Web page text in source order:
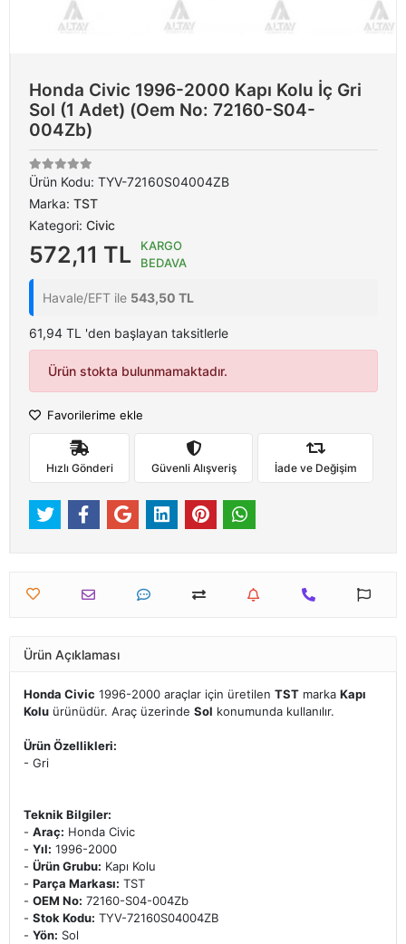
Honda Civic 1996-2000 Kapı Kolu İç Gri
Sol (1 Adet) (Oem No: 72160-S04-
004Zb)
Ürün Kodu: TYV-72160S04004ZB
Marka: TST
Kategori: Civic
572,11 TL
KARGO
BEDAVA
Havale/EFT ile 543,50 TL
61,94 TL 'den başlayan taksitlerle
Ürün stokta bulunmamaktadır.
Favorilerime ekle
Hızlı Gönderi Güvenli Alışveriş İade ve Değişim
Ürün Açıklaması
Honda Civic 1996-2000 araçlar için üretilen TST marka Kapı
Kolu ürünüdür. Araç üzerinde Sol konumunda kullanılır.
Ürün Özellikleri:
- Gri
Teknik Bilgiler:
- Araç: Honda Civic
- Yıl: 1996-2000
- Ürün Grubu: Kapı Kolu
- Parça Markası: TST
- OEM No: 72160-S04-004Zb
- Stok Kodu: TYV-72160S04004ZB
- Yön: Sol